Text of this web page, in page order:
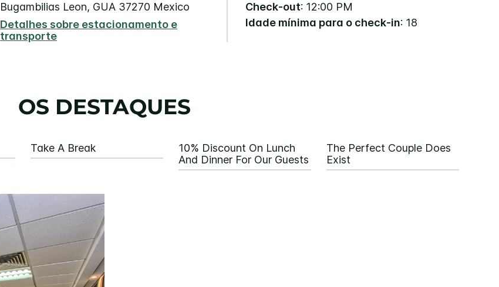
Bugambilias Leon, GUA 37270 Mexico
Detalhes sobre estacionamento e
transporte
Check-out: 12:00 PM
Idade mínima para o check-in: 18
OS DESTAQUES
Take A Break
10% Discount On Lunch
And Dinner For Our Guests
The Perfect Couple Does
Exist